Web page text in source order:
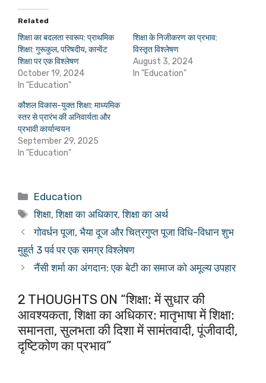
Related
शिक्षा का बदलता स्वरूप: प्राथमिक
शिक्षा: गुरूकुल, परिषदीय, कान्वेंट
शिक्षा पर एक विश्लेषण
October 19, 2024
In "Education"
शिक्षा के निजीकरण का प्रभाव:
विस्तृत विश्लेषण
August 3, 2024
In "Education"
कौशल विकास-युक्त शिक्षा: माध्यमिक
स्तर से प्रारंभ की अनिवार्यता और
प्रभावी कार्यान्वयन
September 29, 2025
In "Education"
Categories
Education
Tags
शिक्षा,शिक्षा का अधिकार,शिक्षा का अर्थ
गोवर्धन पूजा, भैया दूज और चित्रगुप्त पूजा विधि-विधान शुभ
मुहूर्त 3 पर्व पर एक समग्र विश्लेषण
नैंसी शर्मा का अंगदान: एक बेटी का समाज को अमूल्य उपहार
2 THOUGHTS ON “शिक्षा: में सुधार की
आवश्यकता, शिक्षा का अधिकार: मातृभाषा में शिक्षा:
समानता, सुलभता की दिशा में सामंतवादी, पूंजीवादी,
दृष्टिकोण का प्रभाव”